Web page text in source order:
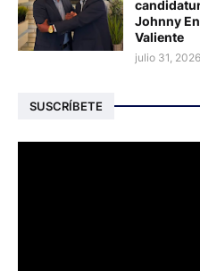
Johnny
Valiente
julio 31, 2026
SUSCRÍBETE